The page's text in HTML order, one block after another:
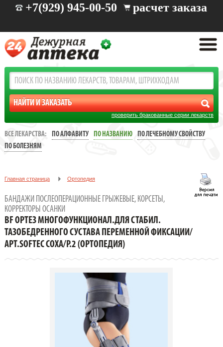
+7(929) 945-00-50 расчет заказа
проверить бракованные серии лекарств
ВСЕ ЛЕКАРСТВА: ПО АЛФАВИТУ ПО НАЗВАНИЮ
ПО ЛЕЧЕБНОМУ СВОЙСТВУ
ПО БОЛЕЗНЯМ
Главная страница Ортопедия
осанки
BF ОРТЕЗ МНОГОФУНКЦИОНАЛ.ДЛЯ СТАБИЛ.
ТАЗОБЕДРЕННОГО СУСТАВА ПЕРЕМЕННОЙ ФИКСАЦИИ/
АРТ.SOFTEC COXA/Р.2 (Ортопедия)
БАНДАЖИ ПОСЛЕОПЕРАЦИОННЫЕ ГРЫЖЕВЫЕ, КОРСЕТЫ,
КОРРЕКТОРЫ ОСАНКИ
BF ОРТЕЗ МНОГОФУНКЦИОНАЛ.ДЛЯ СТАБИЛ.
ТАЗОБЕДРЕННОГО СУСТАВА ПЕРЕМЕННОЙ ФИКСАЦИИ/
АРТ.SOFTEC COXA/Р.2 (ОРТОПЕДИЯ)